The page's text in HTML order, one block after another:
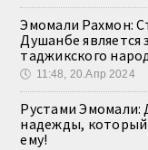
Эмомали Рахмон:
Душанбе является
таджикского
🕔 11:48, 20.Апр 2024
Рустами Эмомали:
надежды,
ему!